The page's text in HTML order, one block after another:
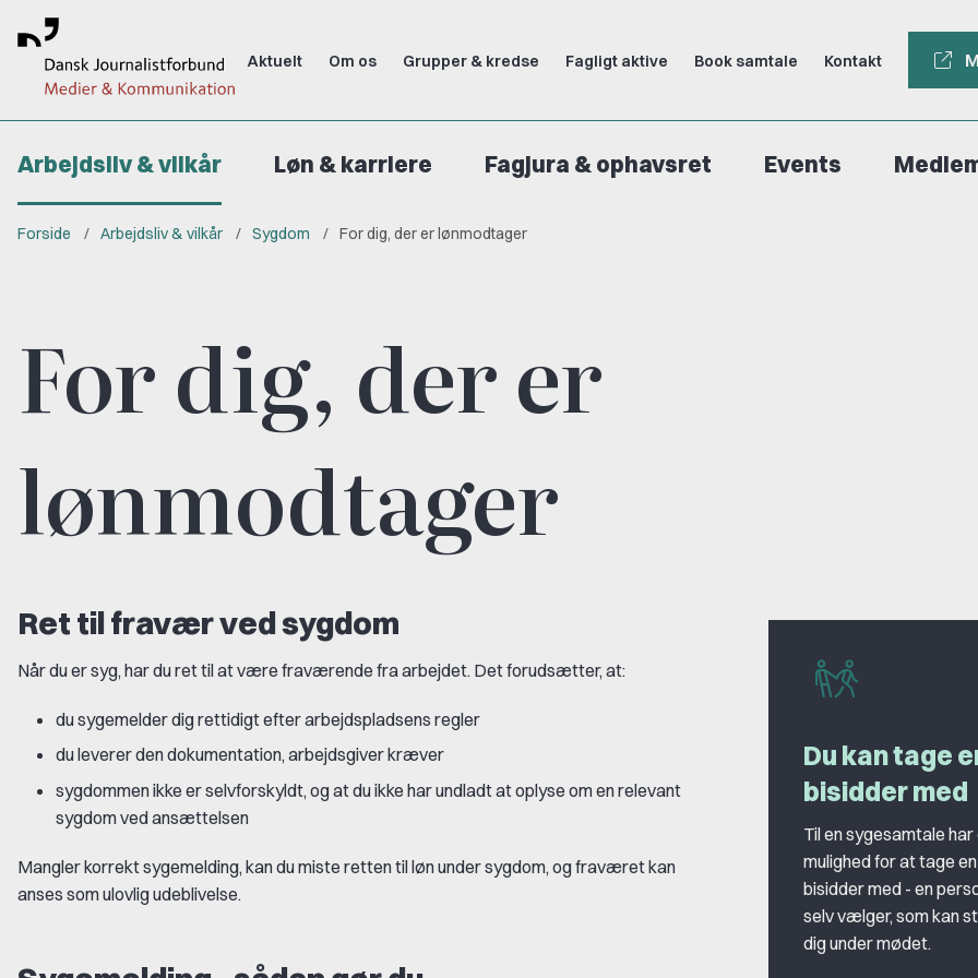
Aktuelt Om os Grupper & kredse Fagligt aktive Book samtale Kontakt
Arbejdsliv & vilkår Løn & karriere Fagjura & ophavsret Events
Forside Arbejdsliv & vilkår Sygdom For dig, der er lønmodtager
For dig, der er
lønmodtager
Ret til fravær ved sygdom
Når du er syg, har du ret til at være fraværende fra arbejdet. Det forudsætter, at:
du sygemelder dig rettidigt efter arbejdspladsens regler
du leverer den dokumentation, arbejdsgiver kræver
sygdommen ikke er selvforskyldt, og at du ikke har undladt at oplyse om en relevant
sygdom ved ansættelsen
Mangler korrekt sygemelding, kan du miste retten til løn under sygdom, og fraværet kan
anses som ulovlig udeblivelse.
Du kan tage
bisidder med
Til en sygesamtale har
mulighed for at tage en
bisidder med - en
selv vælger, som kan
dig under mødet.